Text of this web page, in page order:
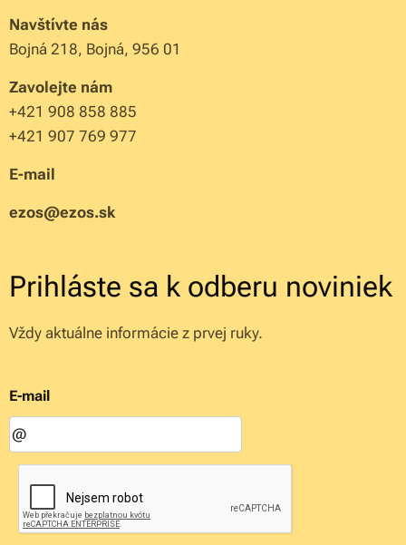
Navštívte nás
Bojná 218, Bojná, 956 01
Zavolejte nám
+421 908 858 885
+421 907 769 977
E-mail
ezos@ezos.sk
Prihláste sa k odberu noviniek
Vždy aktuálne informácie z prvej ruky.
E-mail